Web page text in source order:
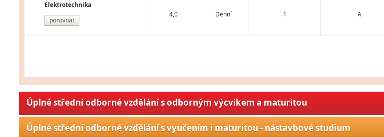
Elektrotechnika
porovnat
4,0 Denní 1 A
Úplné střední odborné vzdělání s odborným výcvikem a maturitou
Úplné střední odborné vzdělání s vyučením i maturitou - nástavbové studium